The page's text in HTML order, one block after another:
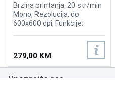
Brzina printanja: 20 str/min
Mono, Rezolucija: do
600x600 dpi, Funkcije:
Kompatibilno sa HP toner
279,00 KM
Upoznajte nas